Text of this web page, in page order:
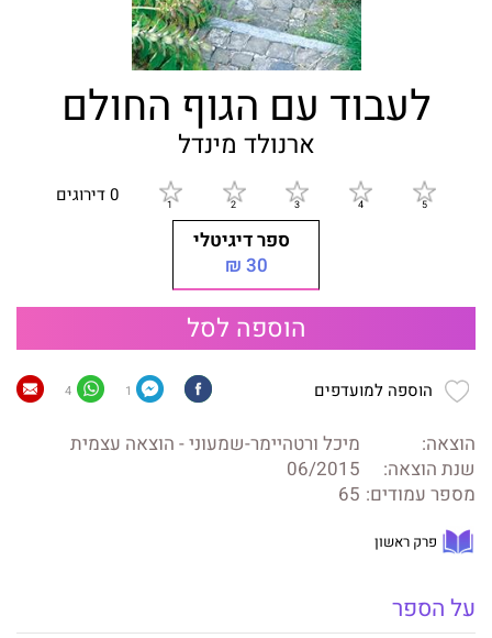
לעבוד עם הגוף החולם
ארנולד מינדל
0 דירוגים
ספר דיגיטלי
30 ₪
הוספה לסל
הוספה למועדפים 1
4
הוצאה:
מיכל ורטהיימר-שמעוני - הוצאה עצמית
שנת הוצאה:
06/2015
מספר עמודים: 65
פרק ראשון
על הספר